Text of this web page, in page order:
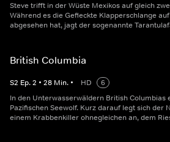
Steve trifft in der Wüste Mexikos auf gleich
Während es die Gefleckte Klapperschlange
abgesehen hat, jagt der sogenannte
British Columbia
S2 Ep.2 • 28 Min. • HD
6
In den Unterwasserwäldern British Columbias
Pazifischen Seewolf. Kurz darauf legt sich der
einem Krabbenkiller ohnegleichen an, dem